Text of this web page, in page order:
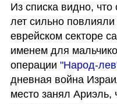
Из списка видно,
лет сильно
еврейском секторе
именем для
операции "Народ-
дневная война
место занял Ариэль,